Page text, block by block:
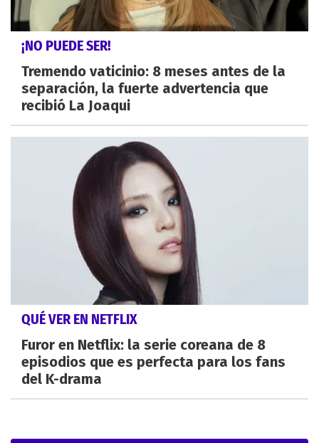
¡NO PUEDE SER!
Tremendo vaticinio: 8 meses antes de la
separación, la fuerte advertencia que
recibió La Joaqui
QUÉ VER EN NETFLIX
Furor en Netflix: la serie coreana de 8
episodios que es perfecta para los fans
del K-drama